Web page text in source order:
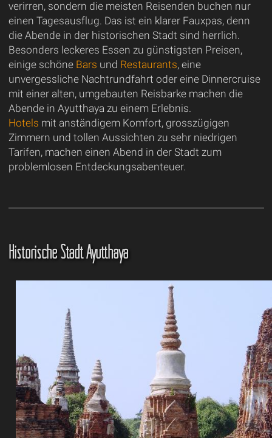
verirren, sondern die meisten Reisenden buchen nur
einen Tagesausflug. Das ist ein klarer Fauxpas, denn
die Abende in der historischen Stadt sind herrlich.
Besonders leckeres Essen zu günstigsten Preisen,
einige schöne Bars und Restaurants, eine
unvergessliche Nachtrundfahrt oder eine Dinnercruise
mit einer alten, umgebauten Reisbarke machen die
Abende in Ayutthaya zu einem Erlebnis.
Hotels mit anständigem Komfort, grosszügigen
Zimmern und tollen Aussichten zu sehr niedrigen
Tarifen, machen einen Abend in der Stadt zum
problemlosen Entdeckungsabenteuer.
Historische Stadt Ayutthaya